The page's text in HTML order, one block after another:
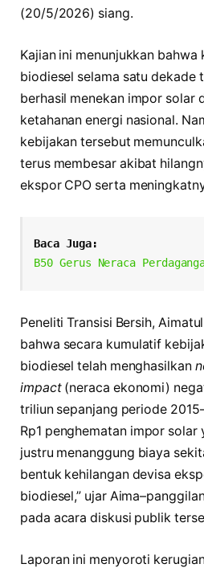
(20/5/2026) siang.
Kajian ini menunjukkan
biodiesel selama satu dekade
berhasil menekan impor solar
ketahanan energi nasional.
kebijakan tersebut
terus membesar akibat
ekspor CPO serta
Baca Juga:
B50 Gerus Neraca
Peneliti Transisi Bersih,
bahwa secara kumulatif
biodiesel telah menghasilkan
impact(neraca ekonomi)
triliun sepanjang periode
Rp1 penghematan impor solar
justru menanggung biaya
bentuk kehilangan devisa
biodiesel,” ujar
pada acara diskusi publik
Laporan ini menyoroti